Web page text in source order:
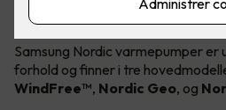
Kommer i 3
Samsung Nordic varmepumper
forhold og finner i tre
WindFree™, Nordic Geo, og